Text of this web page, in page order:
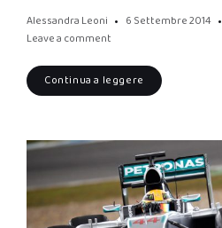
Alessandra Leoni 6 Settembre 2014
Leave a comment
Continua a leggere